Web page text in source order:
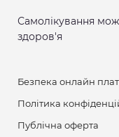
Самолікування
здоров'я
Безпека онлайн
Політика
Публічна оферта